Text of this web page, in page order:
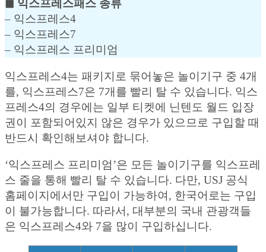
◼︎ 익스프레스패스 종류
– 익스프레스4
– 익스프레스7
– 익스프레스 프리미엄
익스프레스4는 패키지로 묶어놓은 놀이기구 중 4개
를, 익스프레스7은 7개를 빨리 탈 수 있습니다. 익스
프레스4의 경우에는 일부 티켓에 닌텐도 월드 입장
권이 포함되어있지 않은 경우가 있으므로 구입할 때
반드시 확인해보셔야 합니다.
‘익스프레스 프리미엄’은 모든 놀이기구를 익스프레
스 줄을 통해 빨리 탈 수 있습니다. 다만, USJ 공식
홈페이지에서만 구입이 가능하여, 한국어로는 구입
이 불가능합니다. 따라서, 대부분의 국내 관광객들
은 익스프레스4와 7을 많이 구입하십니다.